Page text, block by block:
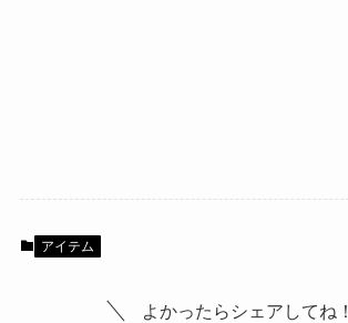
アイテム
よかったらシェアしてね！